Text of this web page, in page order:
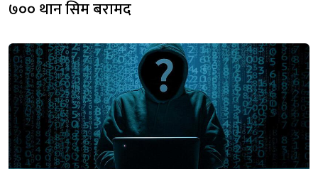
७०० थान सिम बरामद